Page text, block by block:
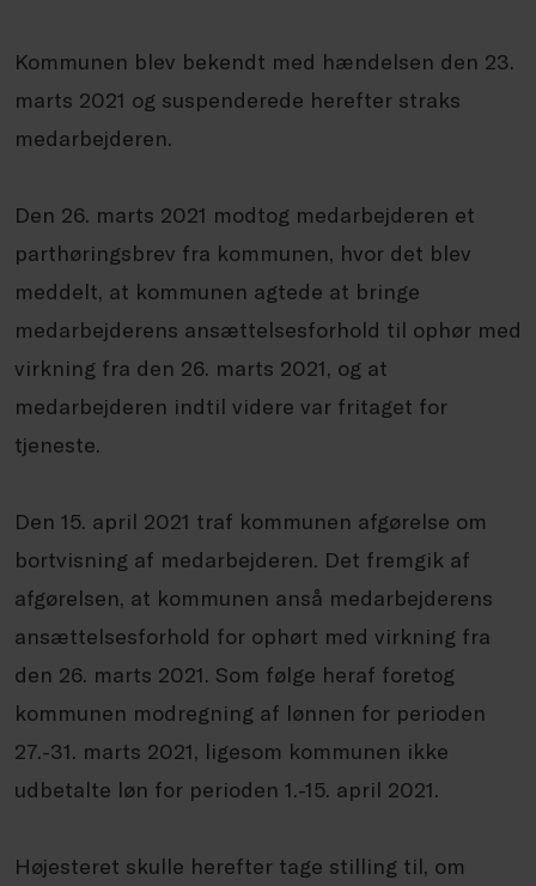
Kommunen blev bekendt med hændelsen den 23.
marts 2021 og suspenderede herefter straks
medarbejderen.
Den 26. marts 2021 modtog medarbejderen et
parthøringsbrev fra kommunen, hvor det blev
meddelt, at kommunen agtede at bringe
medarbejderens ansættelsesforhold til ophør med
virkning fra den 26. marts 2021, og at
medarbejderen indtil videre var fritaget for
tjeneste.
Den 15. april 2021 traf kommunen afgørelse om
bortvisning af medarbejderen. Det fremgik af
afgørelsen, at kommunen anså medarbejderens
ansættelsesforhold for ophørt med virkning fra
den 26. marts 2021. Som følge heraf foretog
kommunen modregning af lønnen for perioden
27.-31. marts 2021, ligesom kommunen ikke
udbetalte løn for perioden 1.-15. april 2021.
Højesteret skulle herefter tage stilling til, om